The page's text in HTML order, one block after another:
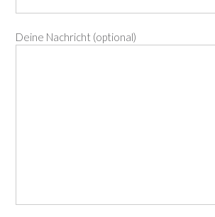
Deine Nachricht (optional)